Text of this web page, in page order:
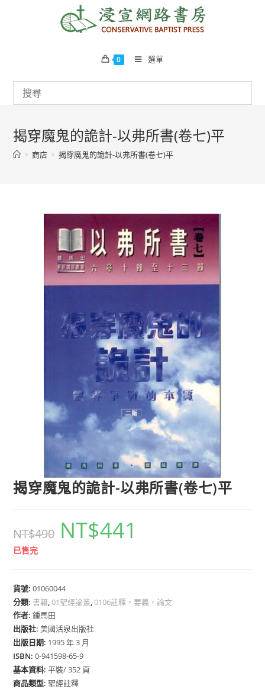
0 選單
揭穿魔鬼的詭計-以弗所書(卷七)平
> 商店 > 揭穿魔鬼的詭計-以弗所書(卷七)平
揭穿魔鬼的詭計-以弗所書(卷七)平
NT$490 NT$441
已售完
貨號:01060044
分類: 書籍,01聖經論叢,0106註釋，要義，論文
作者:鍾馬田
出版社:美國活泉出版社
出版日期: 1995 年 3 月
ISBN:0-941598-65-9
基本資料:平裝/ 352 頁
商品類型:聖經註釋